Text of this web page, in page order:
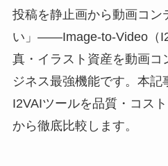
投稿を静止画から動画コン
い」——Image-to-Video（
真・イラスト資産を動画コ
ジネス最強機能です。本記
I2VAIツールを品質・コス
から徹底比較します。